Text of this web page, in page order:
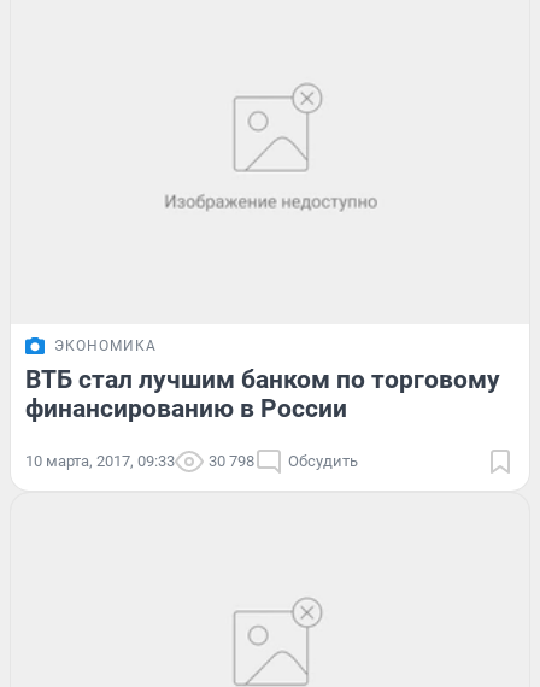
ЭКОНОМИКА
ВТБ стал лучшим банком по торговому
финансированию в России
10 марта, 2017, 09:33 30 798 Обсудить